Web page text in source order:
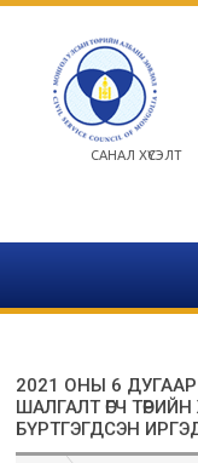
САНАЛ ХҮСЭЛТ
2021 ОНЫ 6
ШАЛГАЛТ ӨГЧ
БҮРТГЭГДСЭН